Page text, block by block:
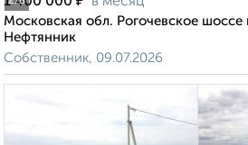
Московская обл. Рогочевское шоссе
Нефтянник
Собственник, 09.07.2026